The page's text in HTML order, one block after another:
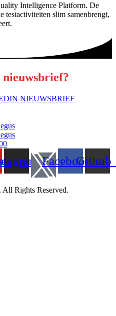
Intelligence Platform. De
testactiviteiten slim samenbrengt,
nieuwsbrief?
NIEUWSBRIEF
FacebookGithub
Rights Reserved.